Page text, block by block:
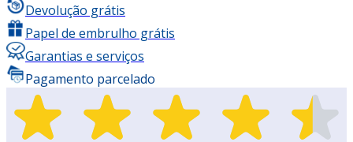
Devolução grátis
Papel de embrulho grátis
Garantias e serviços
Pagamento parcelado